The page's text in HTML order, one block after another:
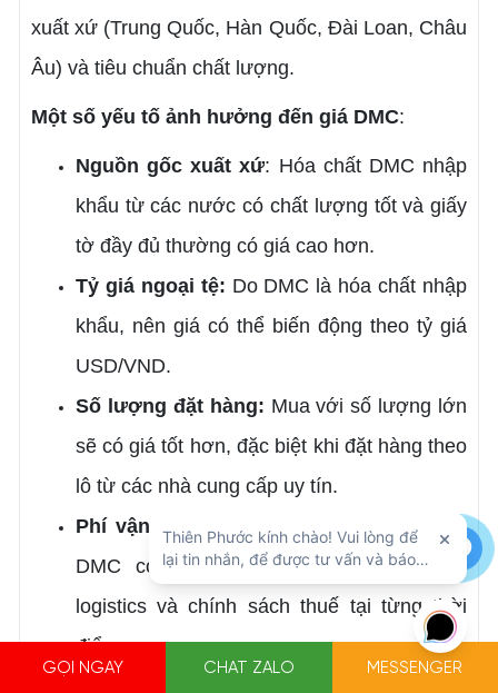
xuất xứ (Trung Quốc, Hàn Quốc, Đài Loan, Châu
Âu) và tiêu chuẩn chất lượng.
Một số yếu tố ảnh hưởng đến giá DMC:
Nguồn gốc xuất xứ: Hóa chất DMC nhập
khẩu từ các nước có chất lượng tốt và giấy
tờ đầy đủ thường có giá cao hơn.
Tỷ giá ngoại tệ: Do DMC là hóa chất nhập
khẩu, nên giá có thể biến động theo tỷ giá
USD/VND.
Số lượng đặt hàng: Mua với số lượng lớn
sẽ có giá tốt hơn, đặc biệt khi đặt hàng theo
lô từ các nhà cung cấp uy tín.
Phí vận chuyển & thuế nhập khẩu:
Giá
DMC có thể thay đổi tùy theo chi phí
logistics và chính sách thuế tại từng thời
điểm.
GỌI NGAY CHAT ZALO MESSENGER